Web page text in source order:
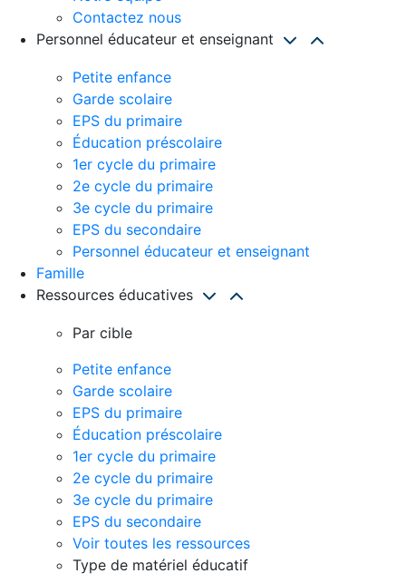
Contactez nous
Personnel éducateur et enseignant
Petite enfance
Garde scolaire
EPS du primaire
Éducation préscolaire
1er cycle du primaire
2e cycle du primaire
3e cycle du primaire
EPS du secondaire
Personnel éducateur et enseignant
Famille
Ressources éducatives
Par cible
Petite enfance
Garde scolaire
EPS du primaire
Éducation préscolaire
1er cycle du primaire
2e cycle du primaire
3e cycle du primaire
EPS du secondaire
Voir toutes les ressources
Type de matériel éducatif